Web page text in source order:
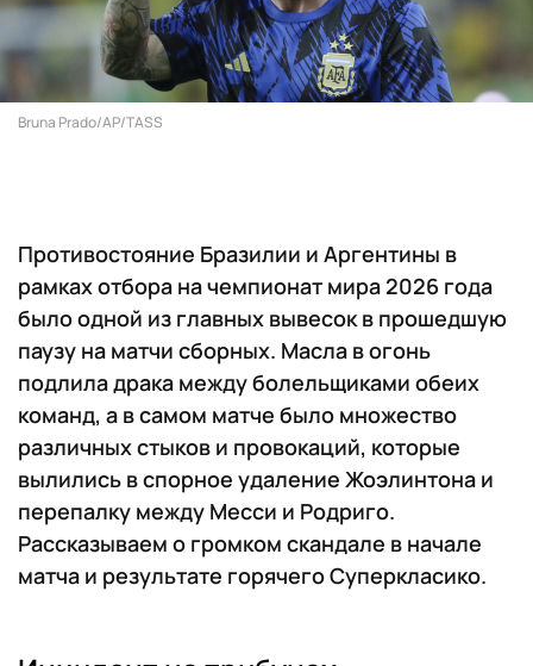
Bruna Prado/AP/TASS
Противостояние Бразилии и Аргентины в
рамках отбора на чемпионат мира 2026 года
было одной из главных вывесок в прошедшую
паузу на матчи сборных. Масла в огонь
подлила драка между болельщиками обеих
команд, а в самом матче было множество
различных стыков и провокаций, которые
вылились в спорное удаление Жоэлинтона и
перепалку между Месси и Родриго.
Рассказываем о громком скандале в начале
матча и результате горячего Суперкласико.